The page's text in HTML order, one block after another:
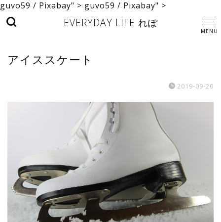
guvo59 / Pixabay" > guvo59 / Pixabay" >
EVERYDAY LIFE れぽ
アイススケート
2019-09-20